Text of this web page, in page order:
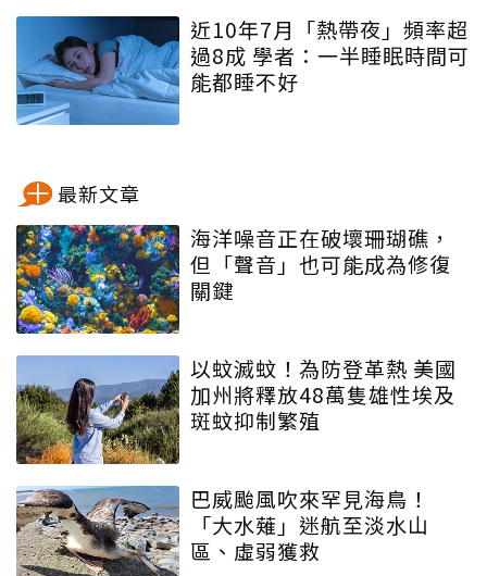
近10年7月「熱帶夜」頻率超
過8成 學者：一半睡眠時間可
能都睡不好
最新文章
海洋噪音正在破壞珊瑚礁，
但「聲音」也可能成為修復
關鍵
以蚊滅蚊！為防登革熱 美國
加州將釋放48萬隻雄性埃及
斑蚊抑制繁殖
巴威颱風吹來罕見海鳥！
「大水薙」迷航至淡水山
區、虛弱獲救